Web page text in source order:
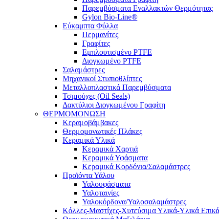
Παρεμβύσματα Εναλλακτών Θερμότητας
Gylon Bio-Line®
Εύκαμπτα Φύλλα
Περμανίτες
Γραφίτες
Εμπλουτισμένο PTFE
Διογκωμένο PTFE
Σαλαμάστρες
Μηχανικοί Στυπιοθλίπτες
Μεταλλοπλαστικά Παρεμβύσματα
Τσιμούχες (Oil Seals)
Δακτύλιοι Διογκωμένου Γραφίτη
ΘΕΡΜΟΜΟΝΩΣΗ
Κεραμοβάμβακες
Θερμομονωτικές Πλάκες
Κεραμικά Υλικά
Κεραμικά Χαρτιά
Κεραμικά Υφάσματα
Κεραμικά Κορδόνια/Σαλαμάστρες
Προϊόντα Υάλου
Υαλουφάσματα
Υαλοταινίες
Υαλοκόρδονα/Υαλοσαλαμάστρες
Κόλλες-Μαστίχες-Χυτεύσιμα Υλικά-Υλικά